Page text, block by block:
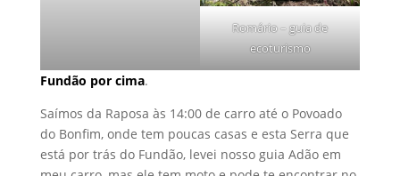
Romário – guia de
ecoturismo
Fundão por cima.
Saímos da Raposa às 14:00 de carro até o Povoado
do Bonfim, onde tem poucas casas e esta Serra que
está por trás do Fundão, levei nosso guia Adão em